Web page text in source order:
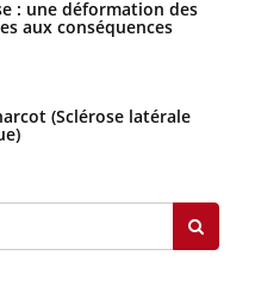
: une déformation des
aux conséquences
(Sclérose latérale